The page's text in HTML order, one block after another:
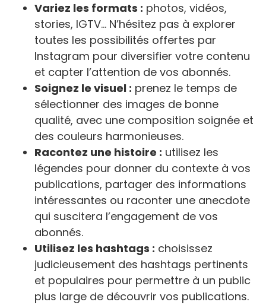
Variez les formats : photos, vidéos,
stories, IGTV… N’hésitez pas à explorer
toutes les possibilités offertes par
Instagram pour diversifier votre contenu
et capter l’attention de vos abonnés.
Soignez le visuel : prenez le temps de
sélectionner des images de bonne
qualité, avec une composition soignée et
des couleurs harmonieuses.
Racontez une histoire : utilisez les
légendes pour donner du contexte à vos
publications, partager des informations
intéressantes ou raconter une anecdote
qui suscitera l’engagement de vos
abonnés.
Utilisez les hashtags : choisissez
judicieusement des hashtags pertinents
et populaires pour permettre à un public
plus large de découvrir vos publications.